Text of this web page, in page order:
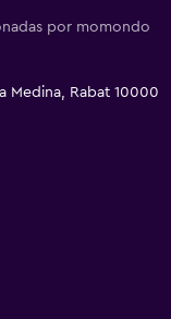
por momondo
Medina, Rabat 10000